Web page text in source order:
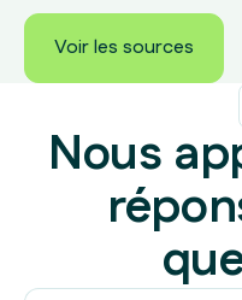
Voir les sources
Voir les sources
Nous